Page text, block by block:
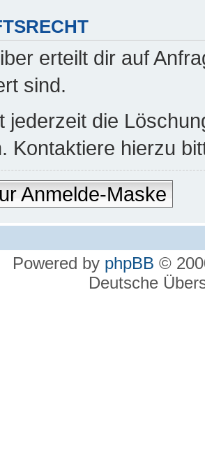
erteilt dir auf
sind.
jederzeit die
Kontaktiere hierzu
Anmelde-Maske
Powered by phpBB ©
Deutsche